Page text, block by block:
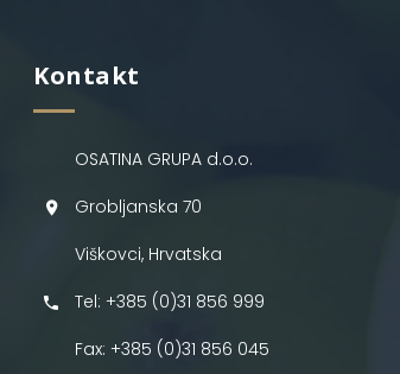
Kontakt
OSATINA GRUPA d.o.o.
Grobljanska 70
Viškovci, Hrvatska
Tel: +385 (0)31 856 999
Fax: +385 (0)31 856 045